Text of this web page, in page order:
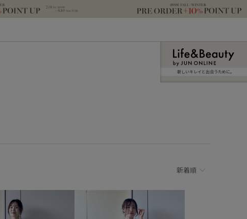
新しいキレイと出合うために。
新着順